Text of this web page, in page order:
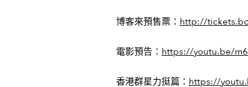
博客來預售票： http://
電影預告： https://youtu.be/
香港群星力挺篇： https://